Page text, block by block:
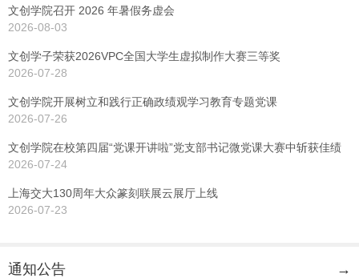
文创学院召开 2026 年暑假务虚会
2026-08-03
文创学子荣获2026VPC全国大学生虚拟制作大赛三等奖
2026-07-28
文创学院开展树立和践行正确政绩观学习教育专题党课
2026-07-26
文创学院在校第四届“党课开讲啦”党支部书记微党课大赛中斩获佳绩
2026-07-24
上海交大130周年大众篆刻联展云展厅上线
2026-07-23
通知公告 →